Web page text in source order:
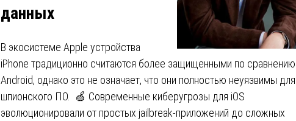
данных
В экосистеме Apple устройства
iPhone традиционно считаются более защищенными по
Android, однако это не означает, что они полностью неуязвимы для
шпионского ПО. 🍏 Современные киберугрозы для iOS
эволюционировали от простых jailbreak-приложений до сложных